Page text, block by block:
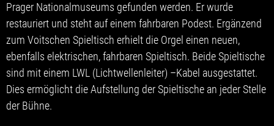
Prager Nationalmuseums gefunden werden. Er wurde
restauriert und steht auf einem fahrbaren Podest. Ergänzend
zum Voitschen Spieltisch erhielt die Orgel einen neuen,
ebenfalls elektrischen, fahrbaren Spieltisch. Beide Spieltische
sind mit einem LWL (Lichtwellenleiter) –Kabel ausgestattet.
Dies ermöglicht die Aufstellung der Spieltische an jeder Stelle
der Bühne.